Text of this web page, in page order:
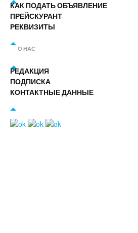
КАК ПОДАТЬ ОБЪЯВЛЕНИЕ
ПРЕЙСКУРАНТ
РЕКВИЗИТЫ
О НАС
РЕДАКЦИЯ
ПОДПИСКА
КОНТАКТНЫЕ ДАННЫЕ